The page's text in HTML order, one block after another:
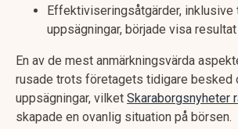
Effektiviseringsåtgärder, inklusive
uppsägningar, började visa
En av de mest anmärkningsvärda
rusade trots företagets tidigare besked
uppsägningar, vilket Skaraborgsnyheter
skapade en ovanlig situation på börsen.